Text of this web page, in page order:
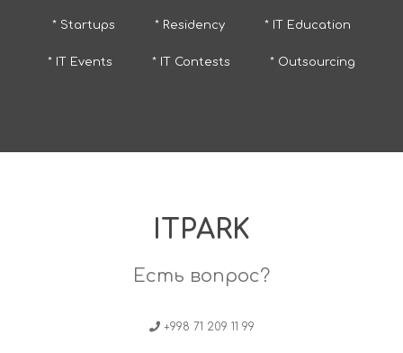
* Startups * Residency * IT Education
* IT Events * IT Contests * Outsourcing
ITPARK
Есть вопрос?
+998 71 209 11 99